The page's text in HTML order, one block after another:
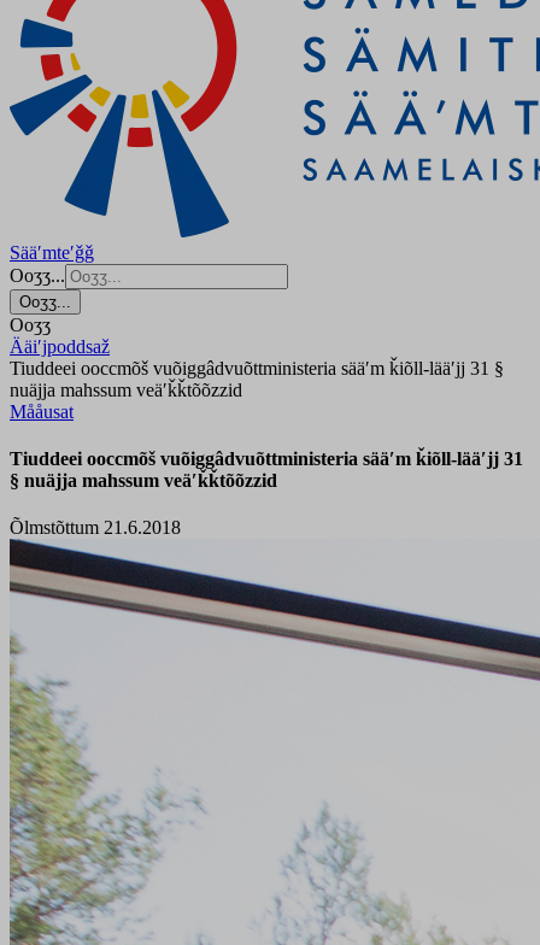
Sääʹmteʹǧǧ
Ooʒʒ...
Ooʒʒ...
Ooʒʒ
Ääiʹjpoddsaž
Tiuddeei ooccmõš vuõiggâdvuõttministeria sääʹm ǩiõll-lääʹjj 31 §
nuäjja mahssum veäʹǩǩtõõzzid
Mååusat
Tiuddeei ooccmõš vuõiggâdvuõttministeria sääʹm ǩiõll-lääʹjj 31
§ nuäjja mahssum veäʹǩǩtõõzzid
Õlmstõttum 21.6.2018